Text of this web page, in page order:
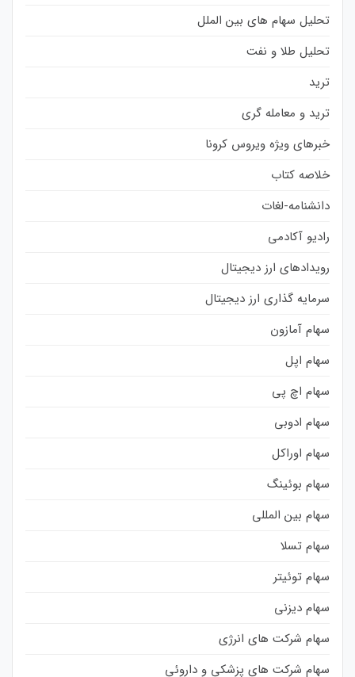
تحلیل سهام های بین الملل
تحلیل طلا و نفت
ترید
ترید و معامله گری
خبرهای ویژه ویروس کرونا
خلاصه کتاب
دانشنامه-لغات
رادیو آکادمی
رویدادهای ارز دیجیتال
سرمایه گذاری ارز دیجیتال
سهام آمازون
سهام اپل
سهام اچ پی
سهام ادوبی
سهام اوراکل
سهام بوئینگ
سهام بین المللی
سهام تسلا
سهام توئیتر
سهام دیزنی
سهام شرکت های انرژی
سهام شرکت های پزشکی و داروئی